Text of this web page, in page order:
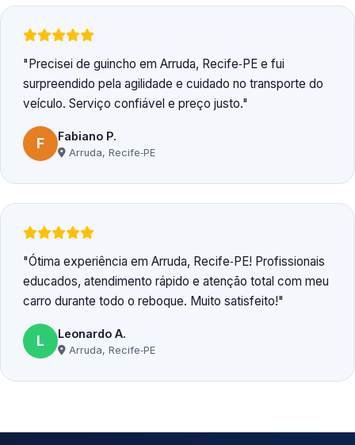
Precisei de guincho em Arruda, Recife‑PE e fui
surpreendido pela agilidade e cuidado no transporte do
veículo. Serviço confiável e preço justo.
F Fabiano P.
Arruda, Recife‑PE
Ótima experiência em Arruda, Recife‑PE! Profissionais
educados, atendimento rápido e atenção total com meu
carro durante todo o reboque. Muito satisfeito!
L Leonardo A.
Arruda, Recife‑PE